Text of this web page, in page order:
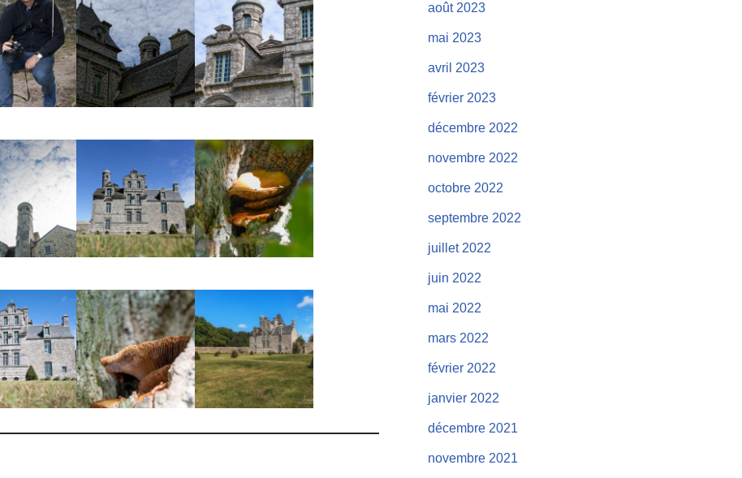
août 2023
mai 2023
avril 2023
février 2023
décembre 2022
novembre 2022
octobre 2022
septembre 2022
juillet 2022
juin 2022
mai 2022
mars 2022
février 2022
janvier 2022
décembre 2021
novembre 2021